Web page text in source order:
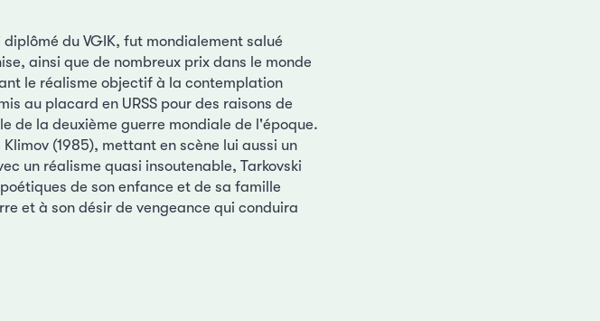
du VGIK, fut mondialement salué
ainsi que de nombreux prix dans le monde
le réalisme objectif à la contemplation
au placard en URSS pour des raisons de
de la deuxième guerre mondiale de l'époque.
(1985), mettant en scène lui aussi un
un réalisme quasi insoutenable, Tarkovski
de son enfance et de sa famille
et à son désir de vengeance qui conduira